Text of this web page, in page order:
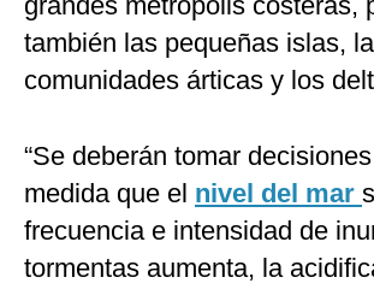
también las pequeñas islas,
comunidades árticas y los
“Se deberán tomar
medida que el nivel del mar
frecuencia e intensidad de
tormentas aumenta, la